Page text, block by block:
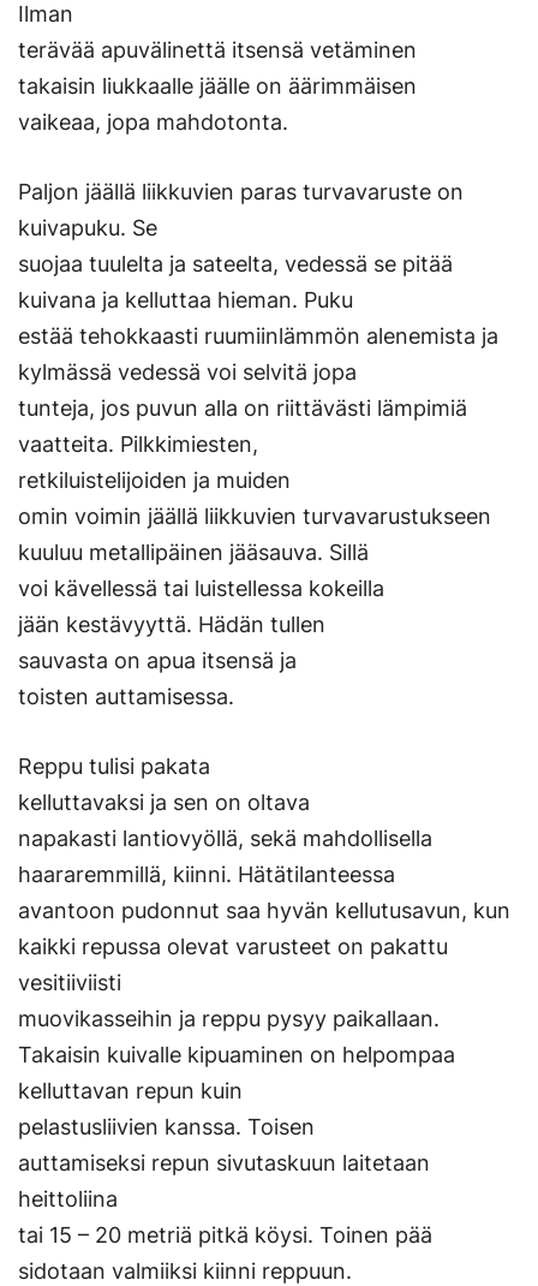
Ilman
terävää apuvälinettä itsensä vetäminen
takaisin liukkaalle jäälle on äärimmäisen
vaikeaa, jopa mahdotonta.
Paljon jäällä liikkuvien paras turvavaruste on
kuivapuku. Se
suojaa tuulelta ja sateelta, vedessä se pitää
kuivana ja kelluttaa hieman. Puku
estää tehokkaasti ruumiinlämmön alenemista ja
kylmässä vedessä voi selvitä jopa
tunteja, jos puvun alla on riittävästi lämpimiä
vaatteita. Pilkkimiesten,
retkiluistelijoiden ja muiden
omin voimin jäällä liikkuvien turvavarustukseen
kuuluu metallipäinen jääsauva. Sillä
voi kävellessä tai luistellessa kokeilla
jään kestävyyttä. Hädän tullen
sauvasta on apua itsensä ja
toisten auttamisessa.
Reppu tulisi pakata
kelluttavaksi ja sen on oltava
napakasti lantiovyöllä, sekä mahdollisella
haararemmillä, kiinni. Hätätilanteessa
avantoon pudonnut saa hyvän kellutusavun, kun
kaikki repussa olevat varusteet on pakattu
vesitiiviisti
muovikasseihin ja reppu pysyy paikallaan.
Takaisin kuivalle kipuaminen on helpompaa
kelluttavan repun kuin
pelastusliivien kanssa. Toisen
auttamiseksi repun sivutaskuun laitetaan
heittoliina
tai 15 – 20 metriä pitkä köysi. Toinen pää
sidotaan valmiiksi kiinni reppuun.